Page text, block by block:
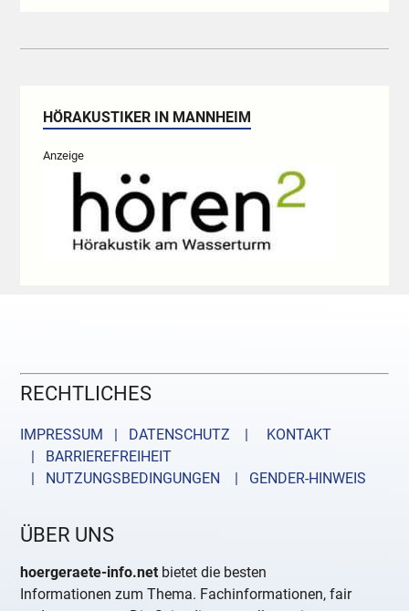
HÖRAKUSTIKER IN MANNHEIM
Anzeige
RECHTLICHES
IMPRESSUM | DATENSCHUTZ |
KONTAKT
| BARRIEREFREIHEIT
| NUTZUNGSBEDINGUNGEN
| GENDER-HINWEIS
ÜBER UNS
hoergeraete-info.net bietet die besten
Informationen zum Thema. Fachinformationen, fair